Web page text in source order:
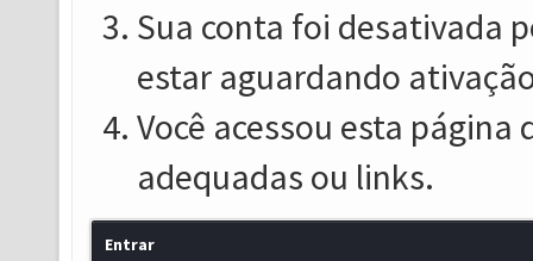
Sua conta foi desativada
estar aguardando
Você acessou esta
adequadas ou links.
Entrar